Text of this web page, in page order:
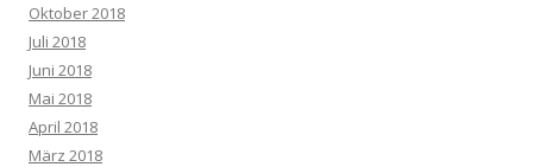
Oktober 2018
Juli 2018
Juni 2018
Mai 2018
April 2018
März 2018